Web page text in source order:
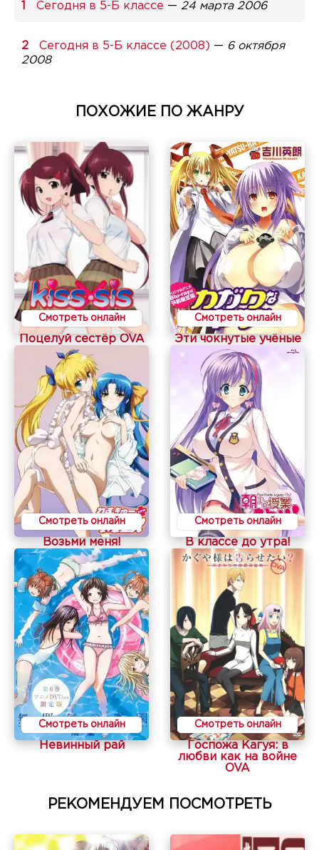
Сегодня в 5-Б классе — 24 марта 2006
Сегодня в 5-Б классе (2008) — 6 октября
2008
ПОХОЖИЕ ПО ЖАНРУ
Смотреть онлайн
Поцелуй сестёр OVA
Смотреть онлайн
Эти чокнутые учёные
Смотреть онлайн
Возьми меня!
Смотреть онлайн
В классе до утра!
Смотреть онлайн
Невинный рай
Смотреть онлайн
Госпожа Кагуя: в
любви как на войне
OVA
РЕКОМЕНДУЕМ ПОСМОТРЕТЬ